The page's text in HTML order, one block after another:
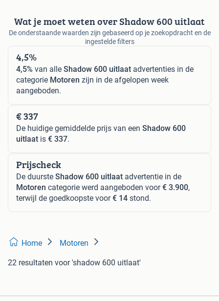
Wat je moet weten over Shadow 600 uitlaat
De onderstaande waarden zijn gebaseerd op je zoekopdracht en de
ingestelde filters
4,5%
4,5% van alle Shadow 600 uitlaat advertenties in de
categorie Motoren zijn in de afgelopen week
aangeboden.
€ 337
De huidige gemiddelde prijs van een Shadow 600
uitlaat is € 337.
Prijscheck
De duurste Shadow 600 uitlaat advertentie in de
Motoren categorie werd aangeboden voor€ 3.900,
terwijl de goedkoopste voor€ 14 stond.
Home Motoren
22 resultaten voor 'shadow 600 uitlaat'